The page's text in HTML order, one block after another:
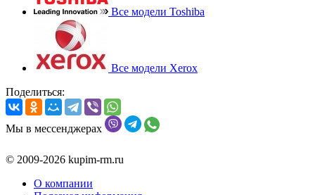
Все модели Toshiba
Все модели Xerox
Поделиться:
Мы в мессенджерах
© 2009-2026 kupim-rm.ru
О компании